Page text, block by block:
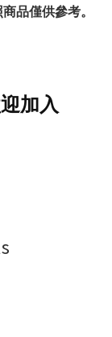
品僅供參考。
加入